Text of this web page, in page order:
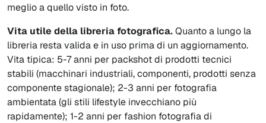
meglio a quello visto in foto.
Vita utile della libreria fotografica.Quanto a lungo la
libreria resta valida e in uso prima di un aggiornamento.
Vita tipica: 5-7 anni per packshot di prodotti tecnici
stabili (macchinari industriali, componenti, prodotti senza
componente stagionale); 2-3 anni per fotografia
ambientata (gli stili lifestyle invecchiano più
rapidamente); 1-2 anni per fashion fotografia di